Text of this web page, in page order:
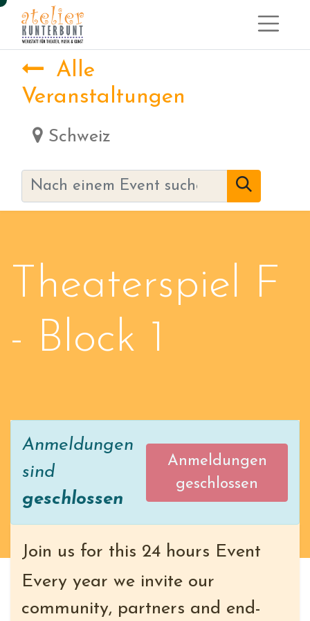
Alle
Veranstaltungen
Schweiz
Theaterspiel F
- Block 1
Anmeldungen
sind
geschlossen
Anmeldungen
geschlossen
Join us for this 24 hours Event
Every year we invite our
community, partners and end-